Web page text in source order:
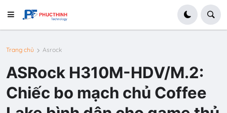
Trang chủ Asrock
ASRock H310M-HDV/M.2:
Chiếc bo mạch chủ Coffee